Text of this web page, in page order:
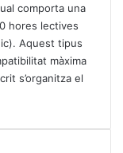
comporta una
hores lectives
Aquest tipus
màxima
s’organitza el